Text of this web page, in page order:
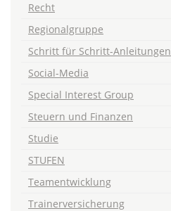
Recht
Regionalgruppe
Schritt für Schritt-Anleitungen
Social-Media
Special Interest Group
Steuern und Finanzen
Studie
STUFEN
Teamentwicklung
Trainerversicherung